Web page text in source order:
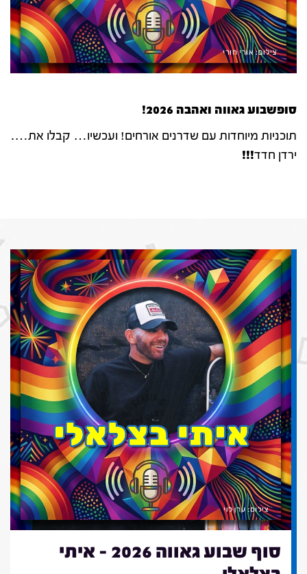
סופשבוע גאווה ואהבה 2026
!
תוכניות מיוחדות עם שדרנים אורחים! ועכשיו… קבלו את….
ירדן חדד!!!
סוף שבוע גאווה 2026 - איתי